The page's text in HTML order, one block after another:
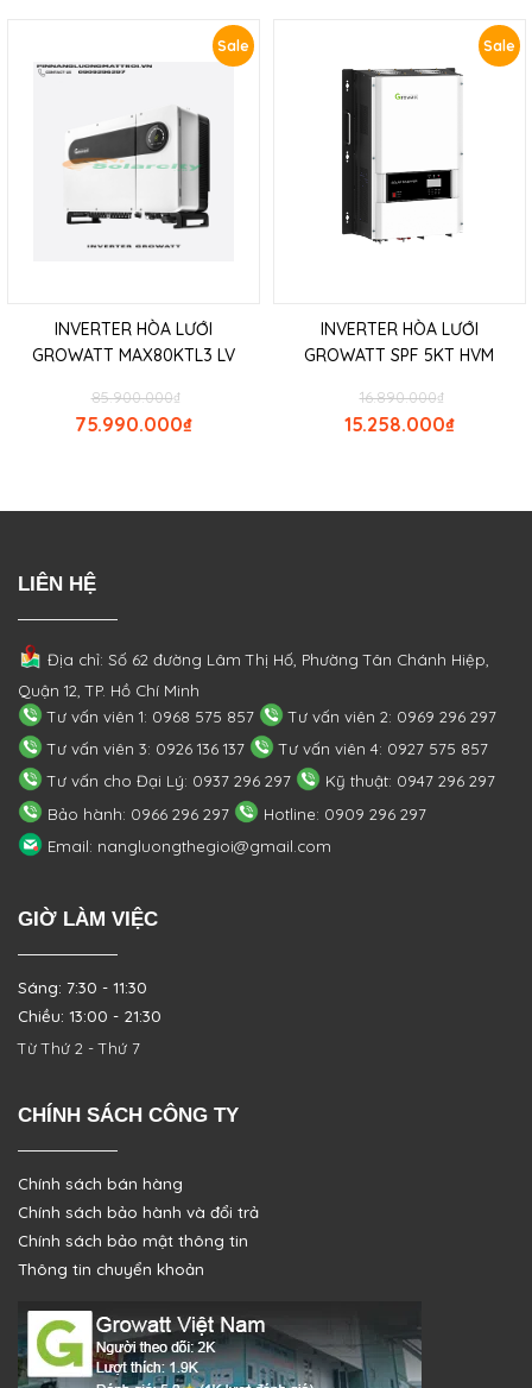
Sale
INVERTER HÒA LƯỚI
GROWATT MAX80KTL3 LV
₫
85.900.000
₫
75.990.000
Sale
INVERTER HÒA LƯỚI
GROWATT SPF 5KT HVM
₫
16.890.000
₫
15.258.000
LIÊN HỆ
Địa chỉ: Số 62 đường Lâm Thị Hố, PhườngTân Chánh Hiệp,
Quận 12, TP. Hồ Chí Minh
Tư vấn viên 1: 0968 575 857
Tư vấn viên 2: 0969 296 297
Tư vấn viên 3: 0926 136 137
Tư vấn viên 4: 0927 575 857
Tư vấn cho Đại Lý: 0937 296 297
Kỹ thuật: 0947 296 297
Bảo hành: 0966 296 297
Hotline: 0909 296 297
Email: nangluongthegioi@gmail.com
GIỜ LÀM VIỆC
Sáng: 7:30 - 11:30
Chiều: 13:00 - 21:30
Từ Thứ 2 - Thứ 7
CHÍNH SÁCH CÔNG TY
Chính sách bán hàng
Chính sách bảo hành và đổi trả
Chính sách bảo mật thông tin
Thông tin chuyển khoản